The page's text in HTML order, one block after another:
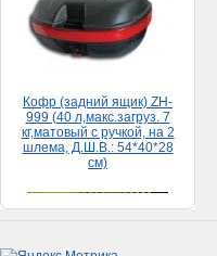
Кофр (задний ящик) ZH-
999 (40 л,макс.загруз. 7
кг,матовый с ручкой, на 2
шлема, Д.Ш.В.: 54*40*28